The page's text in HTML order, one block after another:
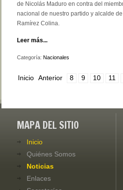
de Nicolás Maduro en contra del
nacional de nuestro partido y alcalde
Ramírez Colina.
Leer más...
Categoría: Nacionales
Inicio Anterior 8 9 10 11
MAPA DEL SITIO
Inicio
Quiénes Somos
Noticias
Enlaces